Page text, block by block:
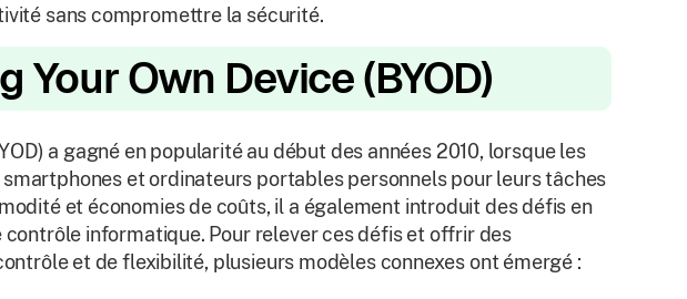
sans compromettre la sécurité.
Your Own Device (BYOD)
a gagné en popularité au début des années 2010, lorsque les
et ordinateurs portables personnels pour leurs tâches
et économies de coûts, il a également introduit des défis en
informatique. Pour relever ces défis et offrir des
et de flexibilité, plusieurs modèles connexes ont émergé :